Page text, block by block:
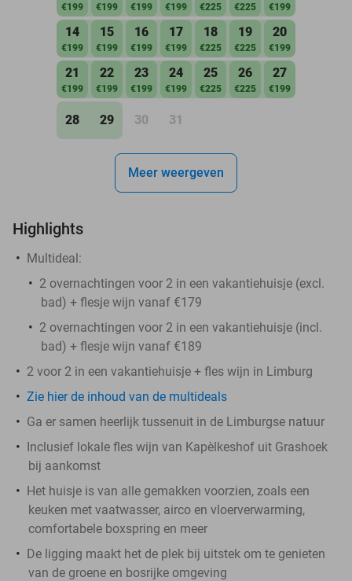
€199 €199 €199 €199 €225 €225 €199
14
€199
15
€199
16
€199
17
€199
18
€225
19
€225
20
€199
21
€199
22
€199
23
€199
24
€199
25
€225
26
€225
27
€199
28 29 30 31
Meer weergeven
Highlights
Multideal:
2 overnachtingen voor 2 in een vakantiehuisje (excl.
bad) + flesje wijn vanaf €179
2 overnachtingen voor 2 in een vakantiehuisje (incl.
bad) + flesje wijn vanaf €189
2 voor 2 in een vakantiehuisje + fles wijn in Limburg
Zie hier de inhoud van de multideals
Ga er samen heerlijk tussenuit in de Limburgse natuur
Inclusief lokale fles wijn van Kapèlkeshof uit Grashoek
bij aankomst
Het huisje is van alle gemakken voorzien, zoals een
keuken met vaatwasser, airco en vloerverwarming,
comfortabele boxspring en meer
De ligging maakt het de plek bij uitstek om te genieten
van de groene en bosrijke omgeving